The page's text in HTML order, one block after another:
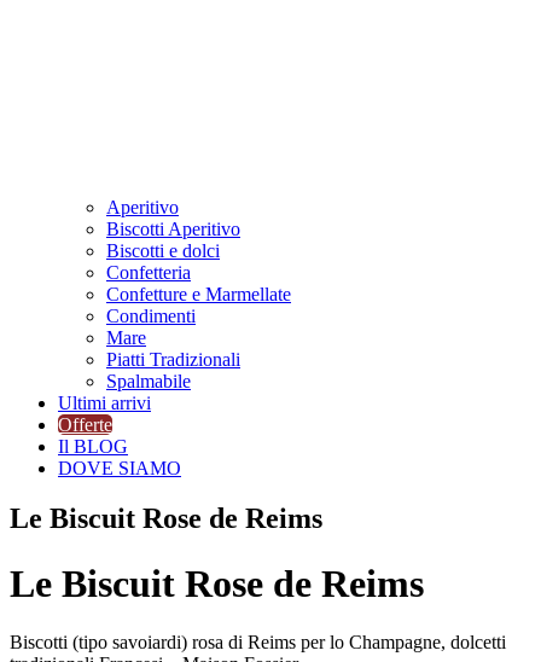
Aperitivo
Biscotti Aperitivo
Biscotti e dolci
Confetteria
Confetture e Marmellate
Condimenti
Mare
Piatti Tradizionali
Spalmabile
Ultimi arrivi
Offerte
Il BLOG
DOVE SIAMO
Le Biscuit Rose de Reims
Le Biscuit Rose de Reims
Biscotti (tipo savoiardi) rosa di Reims per lo Champagne, dolcetti